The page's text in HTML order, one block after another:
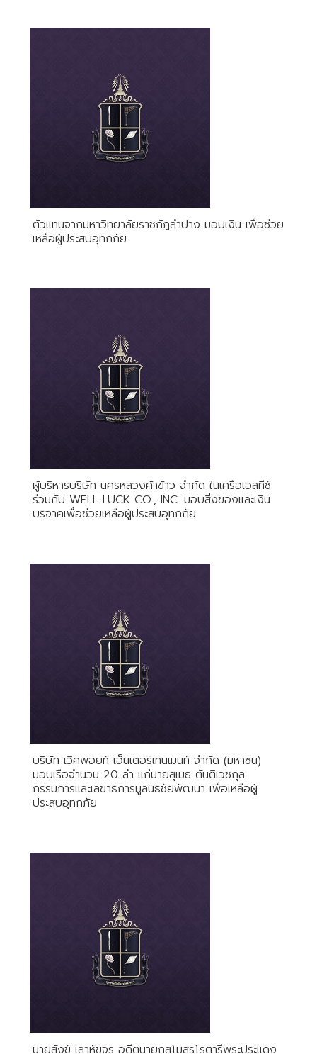
ตัวแทนจากมหาวิทยาลัยราชภัฏลำปาง มอบเงิน เพื่อช่วย
เหลือผู้ประสบอุทกภัย
ผู้บริหารบริษัท นครหลวงค้าข้าว จำกัด ในเครือเอสทีซ์
ร่วมกับ WELL LUCK CO., INC. มอบสิ่งของและเงิน
บริจาคเพื่อช่วยเหลือผู้ประสบอุทกภัย
บริษัท เวิคพอยท์ เอ็นเตอร์เทนเมนท์ จำกัด (มหาชน)
มอบเรือจำนวน 20 ลำ แก่นายสุเมธ ตันติเวชกุล
กรรมการและเลขาธิการมูลนิธิชัยพัฒนา เพื่อเหลือผู้
ประสบอุทกภัย
นายสังข์ เลาห์ขจร อดีตนายกสโมสรโรตารีพระประแดง